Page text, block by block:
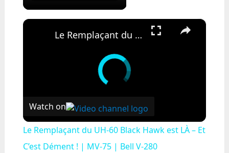
×
Le Remplaçant du UH-60 Black Hawk est LÀ – Et C’est Dément ! | MV-75 | Bell V-280
Watch on
Le Remplaçant du UH-60 Black Hawk est LÀ – Et
C’est Dément ! | MV-75 | Bell V-280